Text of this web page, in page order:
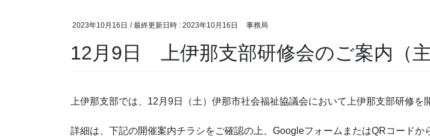
2023年10月16日 / 最終更新日時 : 2023年10月16日 事務局
12月9日 上伊那支部研修会のご案内（
上伊那支部では、12月9日（土）伊那市社会福祉協議会において上伊那支部研修を
詳細は、下記の開催案内チラシをご確認の上、GoogleフォームまたはQRコードか